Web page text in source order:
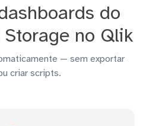
do
no Qlik
— sem exportar
criar scripts.